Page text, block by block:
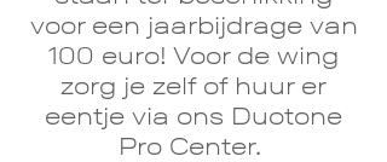
voor een jaarbijdrage van
100 euro! Voor de wing
zorg je zelf of huur er
eentje via ons Duotone
Pro Center.